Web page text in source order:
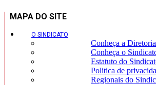
MAPA DO SITE
O SINDICATO
Conheça a Diretoria
Conheça o
Estatuto do
Politica de
Regionais do